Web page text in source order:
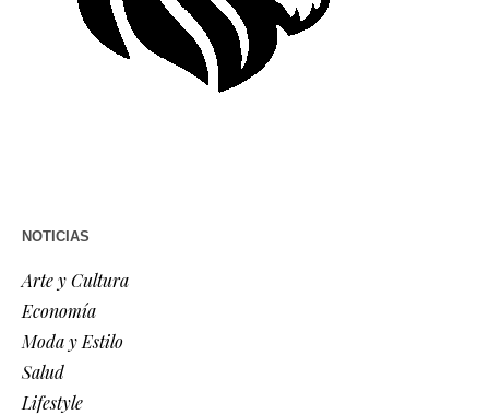
NOTICIAS
Arte y Cultura
Economía
Moda y Estilo
Salud
Lifestyle